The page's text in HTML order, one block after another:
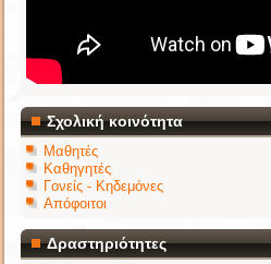
Σχολική κοινότητα
Μαθητές
Καθηγητές
Γονείς - Κηδεμόνες
Απόφοιτοι
Δραστηριότητες